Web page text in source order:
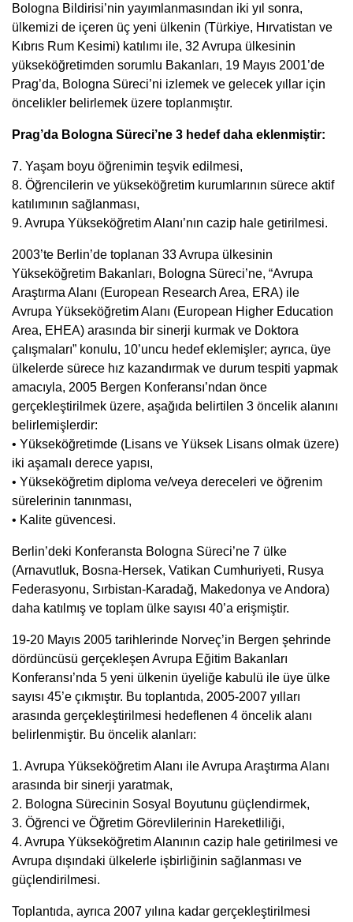
Bologna Bildirisi’nin yayımlanmasından iki yıl sonra,
ülkemizi de içeren üç yeni ülkenin (Türkiye, Hırvatistan ve
Kıbrıs Rum Kesimi) katılımı ile, 32 Avrupa ülkesinin
yükseköğretimden sorumlu Bakanları, 19 Mayıs 2001’de
Prag’da, Bologna Süreci’ni izlemek ve gelecek yıllar için
öncelikler belirlemek üzere toplanmıştır.
Prag’da Bologna Süreci’ne 3 hedef daha eklenmiştir:
7. Yaşam boyu öğrenimin teşvik edilmesi,
8. Öğrencilerin ve yükseköğretim kurumlarının sürece aktif
katılımının sağlanması,
9. Avrupa Yükseköğretim Alanı’nın cazip hale getirilmesi.
2003’te Berlin’de toplanan 33 Avrupa ülkesinin
Yükseköğretim Bakanları, Bologna Süreci’ne, “Avrupa
Araştırma Alanı (European Research Area, ERA) ile
Avrupa Yükseköğretim Alanı (European Higher Education
Area, EHEA) arasında bir sinerji kurmak ve Doktora
çalışmaları” konulu, 10’uncu hedef eklemişler; ayrıca, üye
ülkelerde sürece hız kazandırmak ve durum tespiti yapmak
amacıyla, 2005 Bergen Konferansı’ndan önce
gerçekleştirilmek üzere, aşağıda belirtilen 3 öncelik alanını
belirlemişlerdir:
• Yükseköğretimde (Lisans ve Yüksek Lisans olmak üzere)
iki aşamalı derece yapısı,
• Yükseköğretim diploma ve/veya dereceleri ve öğrenim
sürelerinin tanınması,
• Kalite güvencesi.
Berlin’deki Konferansta Bologna Süreci’ne 7 ülke
(Arnavutluk, Bosna-Hersek, Vatikan Cumhuriyeti, Rusya
Federasyonu, Sırbistan-Karadağ, Makedonya ve Andora)
daha katılmış ve toplam ülke sayısı 40’a erişmiştir.
19-20 Mayıs 2005 tarihlerinde Norveç’in Bergen şehrinde
dördüncüsü gerçekleşen Avrupa Eğitim Bakanları
Konferansı’nda 5 yeni ülkenin üyeliğe kabulü ile üye ülke
sayısı 45’e çıkmıştır. Bu toplantıda, 2005-2007 yılları
arasında gerçekleştirilmesi hedeflenen 4 öncelik alanı
belirlenmiştir. Bu öncelik alanları:
1. Avrupa Yükseköğretim Alanı ile Avrupa Araştırma Alanı
arasında bir sinerji yaratmak,
2. Bologna Sürecinin Sosyal Boyutunu güçlendirmek,
3. Öğrenci ve Öğretim Görevlilerinin Hareketliliği,
4. Avrupa Yükseköğretim Alanının cazip hale getirilmesi ve
Avrupa dışındaki ülkelerle işbirliğinin sağlanması ve
güçlendirilmesi.
Toplantıda, ayrıca 2007 yılına kadar gerçekleştirilmesi